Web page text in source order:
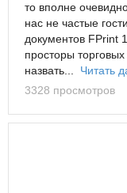
то вполне
нас не частые
документов FPrint
просторы
назвать... Читать
3328 просмотров